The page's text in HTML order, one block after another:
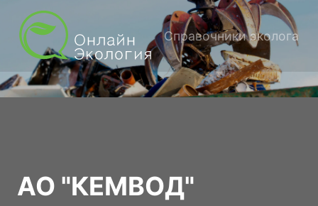
Справочники эколога
АО "КЕМВОД"